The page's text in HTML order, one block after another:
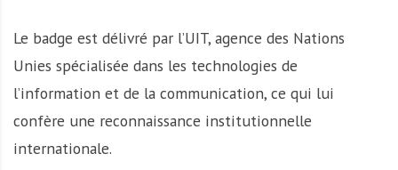
Le badge est délivré par l’UIT, agence des Nations
Unies spécialisée dans les technologies de
l’information et de la communication, ce qui lui
confère une reconnaissance institutionnelle
internationale.